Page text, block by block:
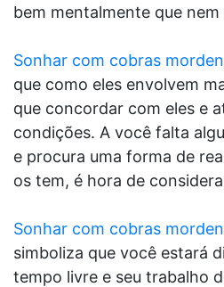
bem mentalmente que
Sonhar com cobras
que como eles envolvem
que concordar com eles e
condições. A você falta
e procura uma forma de
os tem, é hora de
Sonhar com cobras
simboliza que você estará
tempo livre e seu trabalho